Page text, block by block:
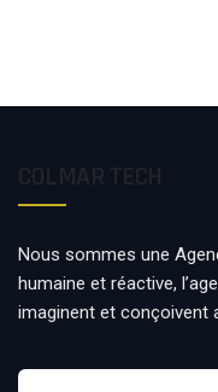
Nous sommes une
humaine et réactive,
imaginent et conçoivent